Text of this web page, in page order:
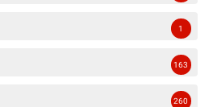
1
163
260